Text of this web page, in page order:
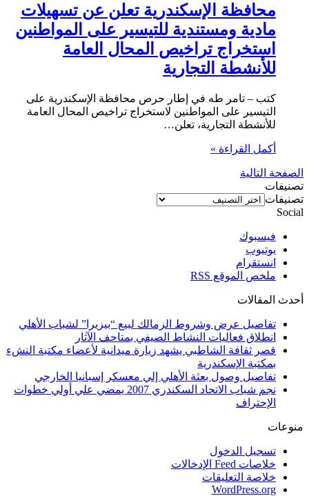
محافظة الإسكندرية تعلن عن تسهيلات
مادية ومستندية للتيسير على المواطنين
استخراج تراخيص المحال العامة
للأنشطة التجارية
كتب – تامر طه في إطار حرص محافظة الإسكندرية على
التيسير على المواطنين لاستخراج تراخيص المحال العامة
للأنشطة التجارية، تعلن…
أكمل القراءة »
الصفحة التالية
تصنيفات
تصنيفات
Social
فيسبوك
يوتيوب
انستقرام
ملخص الموقع RSS
أحدث المقالات
تفاصيل عرض وشروط الزمالك لبيع “بيزيرا” لشباب الأهلي
انطلاق فعاليات النشاط الصيفي بمتاحف الآثار
قصر ثقافة الشاطبي يشهد زيارة ميدانية لأعضاء مكتبة النشء
بمكتبة الإسكندرية
تفاصيل وصول بعثة الأهلي إلي معسكر إسبانيا الخارجي
نجم شباب الاتحاد السكندري 2007 يمضي علي أولي خطوات
الإحتراف
منوعات
تسجيل الدخول
خلاصات Feed الإدخالات
خلاصة التعليقات
WordPress.org